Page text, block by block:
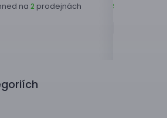
na 2 prodejnách
Skladem